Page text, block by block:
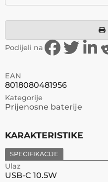
Podijeli na
EAN
8018080481956
Kategorije
Prijenosne baterije
KARAKTERISTIKE
SPECIFIKACIJE
Ulaz
USB-C 10.5W